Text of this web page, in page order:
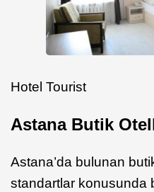
Hotel Tourist
Astana Butik
Astana’da bulunan
standartlar konusunda